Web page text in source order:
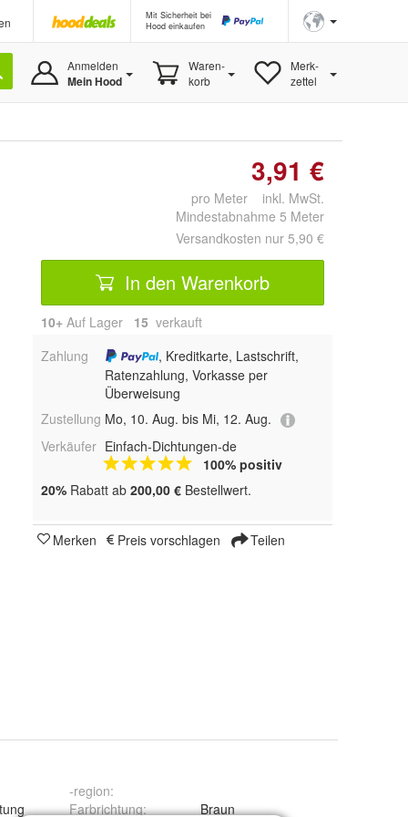
Mit Sicherheit bei
Hood einkaufen
Anmelden
Mein Hood
Waren-
korb
Merk-
zettel
3,91 €
pro Meter inkl. MwSt.
Mindestabnahme 5 Meter
Versandkosten nur 5,90 €
In den Warenkorb
10+ Auf Lager 15 verkauft
Zahlung
, Kreditkarte, Lastschrift,
Ratenzahlung, Vorkasse per
Überweisung
Zustellung Mo, 10. Aug. bis Mi, 12. Aug.
Verkäufer Einfach-Dichtungen-de
100% positiv
20% Rabatt ab 200,00 € Bestellwert.
Merken Preis vorschlagen Teilen
-region:
Farbrichtung: Braun